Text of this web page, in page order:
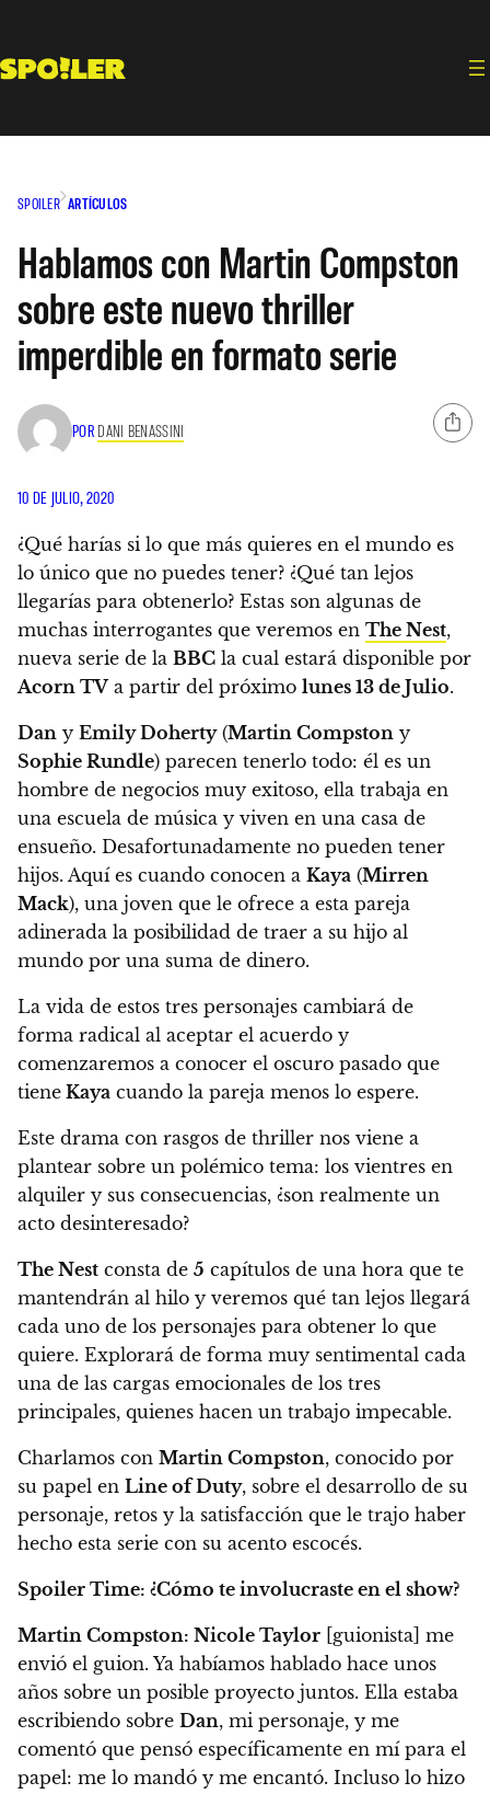
contenido
SPOILER ARTÍCULOS
Hablamos con Martin Compston
sobre este nuevo thriller
imperdible en formato serie
POR DANI BENASSINI
10 DE JULIO, 2020
¿Qué harías si lo que más quieres en el mundo es
lo único que no puedes tener? ¿Qué tan lejos
llegarías para obtenerlo? Estas son algunas de
muchas interrogantes que veremos en The Nest,
nueva serie de la BBC la cual estará disponible por
Acorn TVa partir del próximo lunes 13 de Julio.
Dan y Emily Doherty(Martin Compston y
Sophie Rundle) parecen tenerlo todo: él es un
hombre de negocios muy exitoso, ella trabaja en
una escuela de música y viven en una casa de
ensueño. Desafortunadamente no pueden tener
hijos. Aquí es cuando conocen a Kaya (Mirren
Mack), una joven que le ofrece a esta pareja
adinerada la posibilidad de traer a su hijo al
mundo por una suma de dinero.
La vida de estos tres personajes cambiará de
forma radical al aceptar el acuerdo y
comenzaremos a conocer el oscuro pasado que
tiene Kaya cuando la pareja menos lo espere.
Este drama con rasgos de thriller nos viene a
plantear sobre un polémico tema: los vientres en
alquiler y sus consecuencias, ¿son realmente un
acto desinteresado?
The Nest consta de 5 capítulos de una hora que te
mantendrán al hilo y veremos qué tan lejos llegará
cada uno de los personajes para obtener lo que
quiere. Explorará de forma muy sentimental cada
una de las cargas emocionales de los tres
principales, quienes hacen un trabajo impecable.
Charlamos con Martin Compston, conocido por
su papel en Line of Duty, sobre el desarrollo de su
personaje, retos y la satisfacción que le trajo haber
hecho esta serie con su acento escocés.
Spoiler Time: ¿Cómo te involucraste en el show?
Martin Compston: Nicole Taylor [guionista] me
envió el guion. Ya habíamos hablado hace unos
años sobre un posible proyecto juntos. Ella estaba
escribiendo sobre Dan, mi personaje, y me
comentó que pensó específicamente en mí para el
papel: me lo mandó y me encantó. Incluso lo hizo